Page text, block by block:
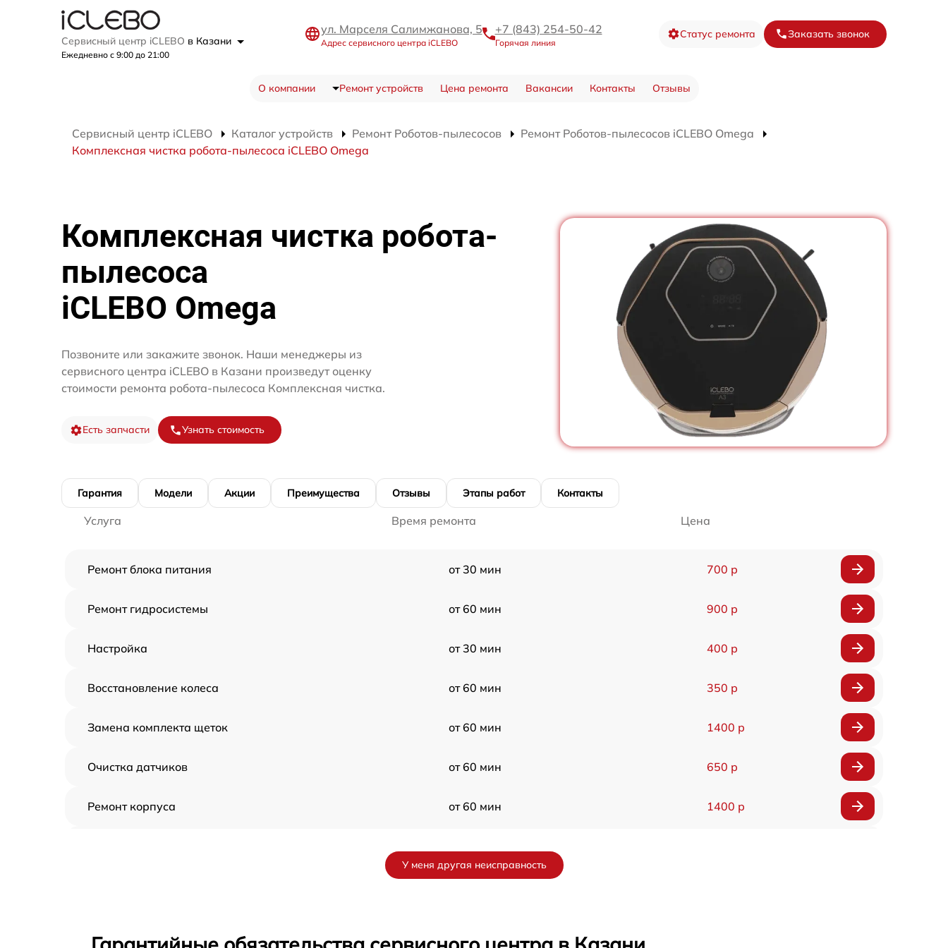
Сервисный центр iCLEBO в Казани
Ежедневно с 9:00 до 21:00
ул. Марселя Салимжанова, 5
Адрес сервисного центра iCLEBO
+7 (843) 254-50-42
Горячая линия
Статус ремонта Заказать звонок
О компании Ремонт устройств Цена ремонта Вакансии Контакты Отзывы
Сервисный центр iCLEBO Каталог устройств Ремонт Роботов-пылесосов
Ремонт Роботов-пылесосов iCLEBO Omega
Комплексная чистка робота-пылесоса iCLEBO Omega
Комплексная чистка робота-
пылесоса
iCLEBO Omega
Позвоните или закажите звонок. Наши менеджеры из
сервисного центра iCLEBO в Казани произведут оценку
стоимости ремонта робота-пылесоса Комплексная чистка.
Есть запчасти Узнать стоимость
Гарантия Модели Акции Преимущества Отзывы Этапы работ Контакты
Услуга Время ремонта Цена
Ремонт блока питания от 30 мин 700 р
Ремонт гидросистемы от 60 мин 900 р
Настройка от 30 мин 400 р
Восстановление колеса от 60 мин 350 р
Замена комплекта щеток от 60 мин 1400 р
Очистка датчиков от 60 мин 650 р
Ремонт корпуса от 60 мин 1400 р
У меня другая неисправность